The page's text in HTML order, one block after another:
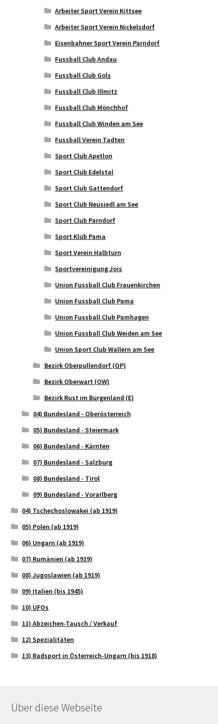
Arbeiter Sport Verein Kittsee
Arbeiter Sport Verein Nickelsdorf
Eisenbahner Sport Verein Parndorf
Fussball Club Andau
Fussball Club Gols
Fussball Club Illmitz
Fussball Club Mönchhof
Fussball Club Winden am See
Fussball Verein Tadten
Sport Club Apetlon
Sport Club Edelstal
Sport Club Gattendorf
Sport Club Neusiedl am See
Sport Club Parndorf
Sport Klub Pama
Sport Verein Halbturn
Sportvereinigung Jois
Union Fussball Club Frauenkirchen
Union Fussball Club Pama
Union Fussball Club Pamhagen
Union Fussball Club Weiden am See
Union Sport Club Wallern am See
Bezirk Oberpullendorf (OP)
Bezirk Oberwart (OW)
Bezirk Rust im Burgenland (E)
04) Bundesland - Oberösterreich
05) Bundesland - Steiermark
06) Bundesland - Kärnten
07) Bundesland - Salzburg
08) Bundesland - Tirol
09) Bundesland - Vorarlberg
04) Tschechoslowakei (ab 1919)
05) Polen (ab 1919)
06) Ungarn (ab 1919)
07) Rumänien (ab 1919)
08) Jugoslawien (ab 1919)
09) Italien (bis 1945)
10) UFOs
11) Abzeichen-Tausch / Verkauf
12) Spezialitäten
13) Radsport in Österreich-Ungarn (bis 1918)
Über diese Webseite